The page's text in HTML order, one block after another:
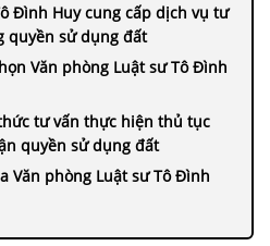
Đình Huy cung cấp dịch vụ tư
quyền sử dụng đất
Văn phòng Luật sư Tô Đình
tư vấn thực hiện thủ tục
quyền sử dụng đất
Văn phòng Luật sư Tô Đình